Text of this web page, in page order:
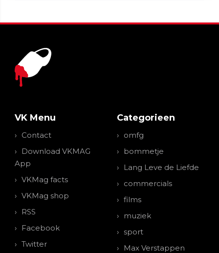
VK Menu
Contact
Download VKMAG
App
VKMag facts
VKMag shop
RSS
Facebook
Twitter
Categorieen
omfg
bommetje
Lang Leve de Liefde
commercials
films
muziek
sport
Max Verstappen